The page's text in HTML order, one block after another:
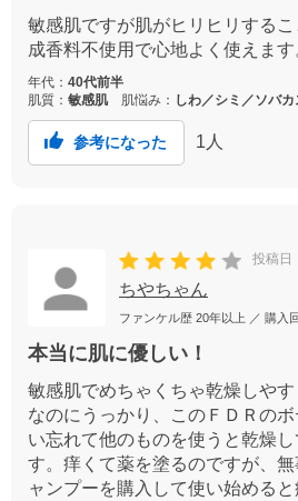
敏感肌ですが肌がヒリヒリする
成香料不使用で心地よく使えます
年代： 40代前半
肌質： 敏感肌 肌悩み： しわ／シミ／ソバカ
参考になった 1人
投稿日
ちやちゃん
ファンケル歴 20年以上 ／ 購入
本当に肌に優しい！
敏感肌でめちゃくちゃ乾燥しや
なのにうっかり、このＦＤＲの
い忘れて他のものを使うと乾燥
す。痒くて薬を塗るのですが、
ャンプーを購入して使い始める